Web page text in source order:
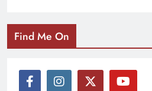
Find Me On